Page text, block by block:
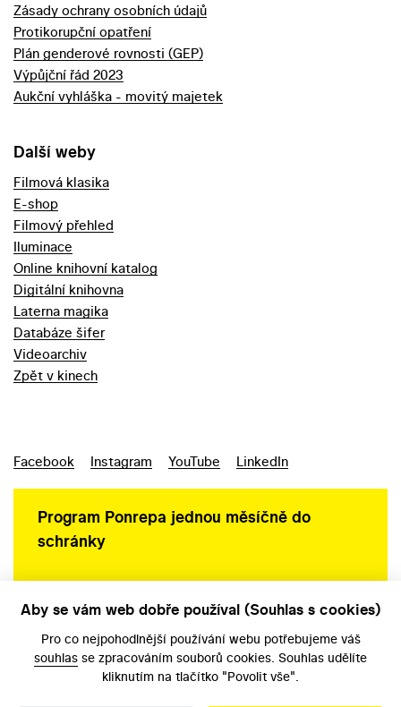
Zásady ochrany osobních údajů
Protikorupční opatření
Plán genderové rovnosti (GEP)
Výpůjční řád 2023
Aukční vyhláška - movitý majetek
Další weby
Filmová klasika
E-shop
Filmový přehled
Iluminace
Online knihovní katalog
Digitální knihovna
Laterna magika
Databáze šifer
Videoarchiv
Zpět v kinech
Facebook Instagram YouTube LinkedIn
Program Ponrepa jednou měsíčně do
schránky
Aby se vám web dobře používal (Souhlas s cookies)
Pro co nejpohodlnější používání webu potřebujeme váš
souhlas se zpracováním souborů cookies. Souhlas udělíte
kliknutím na tlačítko "Povolit vše".